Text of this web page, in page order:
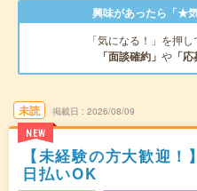
興味があったら「★
「気になる！」を押
「面談確約」 や 「
未読
NEW
掲載日 2026/08/09
【未経験の方大歓迎
日払いOK